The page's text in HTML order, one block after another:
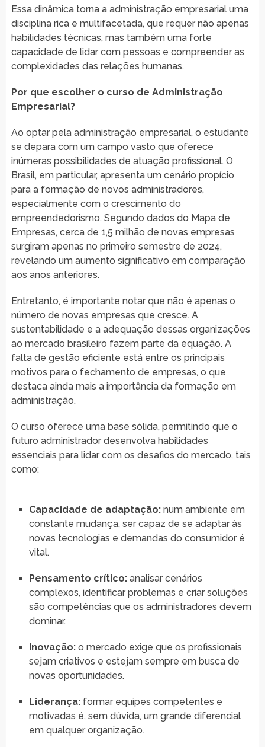
Essa dinâmica torna a administração empresarial uma
disciplina rica e multifacetada, que requer não apenas
habilidades técnicas, mas também uma forte
capacidade de lidar com pessoas e compreender as
complexidades das relações humanas.
Por que escolher o curso de Administração
Empresarial?
Ao optar pela administração empresarial, o estudante
se depara com um campo vasto que oferece
inúmeras possibilidades de atuação profissional. O
Brasil, em particular, apresenta um cenário propício
para a formação de novos administradores,
especialmente com o crescimento do
empreendedorismo. Segundo dados do Mapa de
Empresas, cerca de 1,5 milhão de novas empresas
surgiram apenas no primeiro semestre de 2024,
revelando um aumento significativo em comparação
aos anos anteriores.
Entretanto, é importante notar que não é apenas o
número de novas empresas que cresce. A
sustentabilidade e a adequação dessas organizações
ao mercado brasileiro fazem parte da equação. A
falta de gestão eficiente está entre os principais
motivos para o fechamento de empresas, o que
destaca ainda mais a importância da formação em
administração.
O curso oferece uma base sólida, permitindo que o
futuro administrador desenvolva habilidades
essenciais para lidar com os desafios do mercado, tais
como:
Capacidade de adaptação:num ambiente em
constante mudança, ser capaz de se adaptar às
novas tecnologias e demandas do consumidor é
vital.
Pensamento crítico:analisar cenários
complexos, identificar problemas e criar soluções
são competências que os administradores devem
dominar.
Inovação:o mercado exige que os profissionais
sejam criativos e estejam sempre em busca de
novas oportunidades.
Liderança:formar equipes competentes e
motivadas é, sem dúvida, um grande diferencial
em qualquer organização.